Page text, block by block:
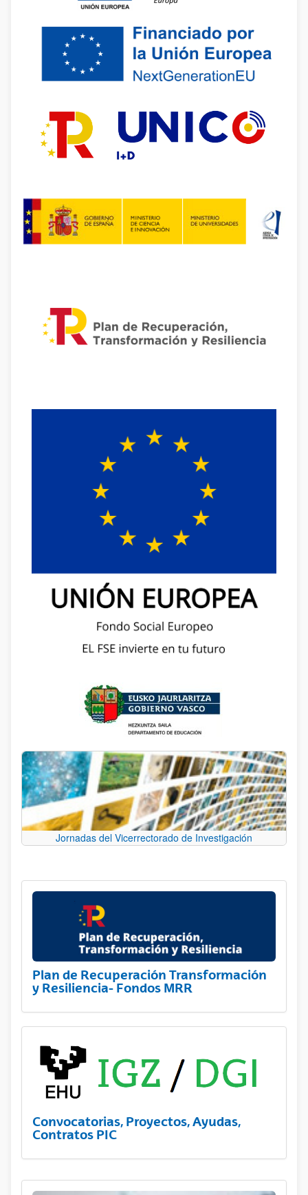
Jornadas del Vicerrectorado de Investigación
Plan de Recuperación Transformación
y Resiliencia- Fondos MRR
Convocatorias, Proyectos, Ayudas,
Contratos PIC